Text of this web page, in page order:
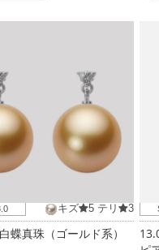
キズ 5 テリ 3
蝶真珠（ゴールド系）